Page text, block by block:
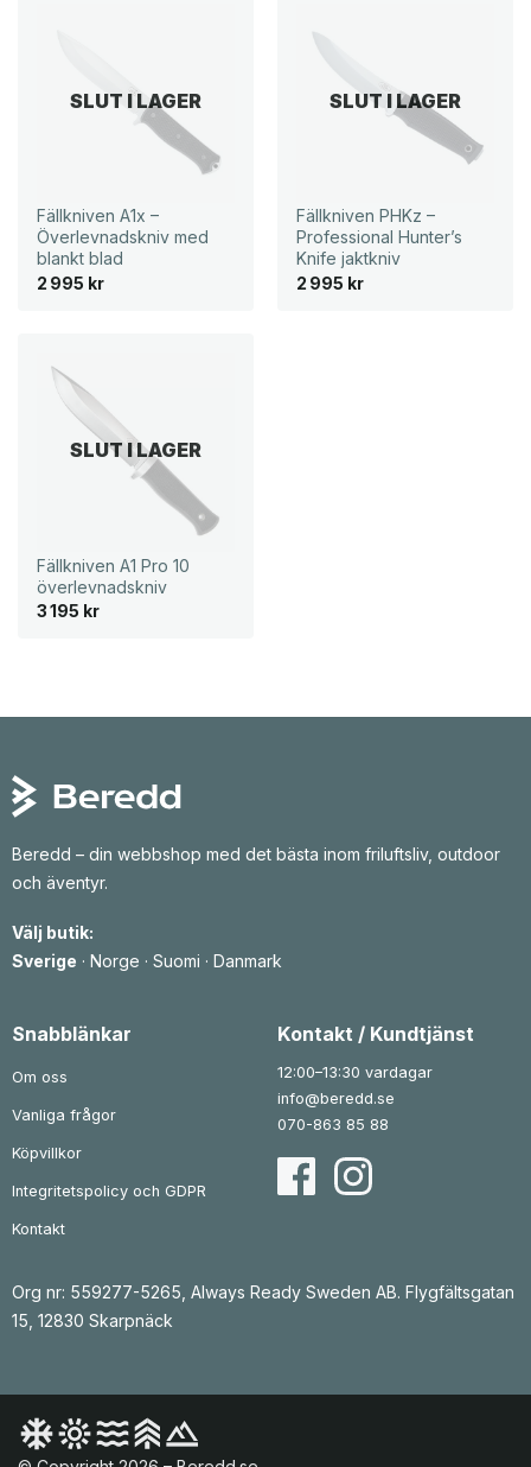
SLUT I LAGER
Fällkniven A1x –
Överlevnadskniv med
blankt blad
2 995 kr
SLUT I LAGER
Fällkniven PHKz –
Professional Hunter’s
Knife jaktkniv
2 995 kr
SLUT I LAGER
Fällkniven A1 Pro 10
överlevnadskniv
3 195 kr
Beredd – din webbshop med det bästa inom friluftsliv, outdoor
och äventyr.
Välj butik:
Sverige · Norge · Suomi · Danmark
Snabblänkar
Om oss
Vanliga frågor
Köpvillkor
Integritetspolicy och GDPR
Kontakt
Kontakt / Kundtjänst
12:00–13:30 vardagar
info@beredd.se
070-863 85 88
Org nr: 559277-5265, Always Ready Sweden AB. Flygfältsgatan
15, 12830 Skarpnäck